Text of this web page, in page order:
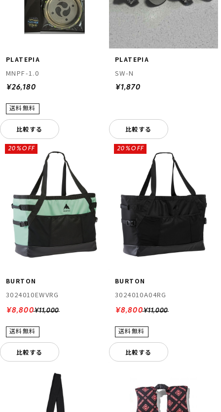
PLATEPIA
MNPF-1.0
¥26,180
比較する
PLATEPIA
SW-N
¥1,870
比較する
BURTON
3024010EWVRG
¥11,000
20%OFF
¥8,800
比較する
BURTON
3024010A04RG
¥11,000
20%OFF
¥8,800
比較する